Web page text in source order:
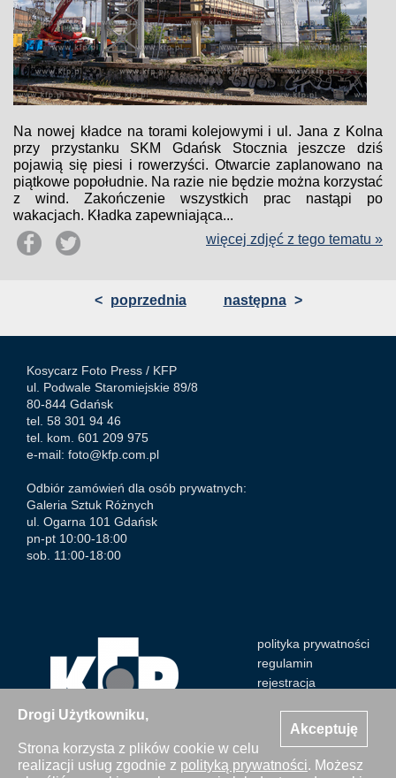
Akceptuję
Drogi Użytkowniku,
Strona korzysta z plików cookie w celu
realizacji usług zgodnie z polityką prywatności. Możesz
Na nowej kładce na torami kolejowymi i ul. Jana z Kolna
przy przystanku SKM Gdańsk Stocznia jeszcze dziś
pojawią się piesi i rowerzyści. Otwarcie zaplanowano na
piątkowe popołudnie. Na razie nie będzie można korzystać
z wind. Zakończenie wszystkich prac nastąpi po
wakacjach. Kładka zapewniająca...
więcej zdjęć z tego tematu »
< poprzednia następna >
Kosycarz Foto Press / KFP
ul. Podwale Staromiejskie 89/8
80-844 Gdańsk
tel. 58 301 94 46
tel. kom. 601 209 975
e-mail: foto@kfp.com.pl
Odbiór zamówień dla osób prywatnych:
Galeria Sztuk Różnych
ul. Ogarna 101 Gdańsk
pn-pt 10:00-18:00
sob. 11:00-18:00
polityka prywatności
regulamin
rejestracja
Wszystkie zdjęcia Agencji Kosycarz Foto Press/KFP są